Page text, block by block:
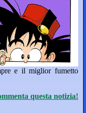
e il miglior fumetto
questa notizia!